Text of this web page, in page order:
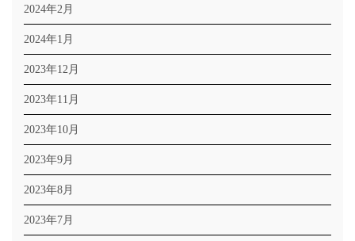
2024年2月
2024年1月
2023年12月
2023年11月
2023年10月
2023年9月
2023年8月
2023年7月